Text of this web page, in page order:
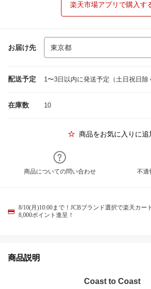
楽天市場アプリで購入す
お届け先
配送予定 1〜3日以内に発送予定（土日祝日除
在庫数 10
商品をお気に入りに追
商品についての問い合わせ 不適
8/10(月)10:00まで！JCBブランド選択で楽天カー
8,000ポイント進呈！
商品説明
Coast to Coast